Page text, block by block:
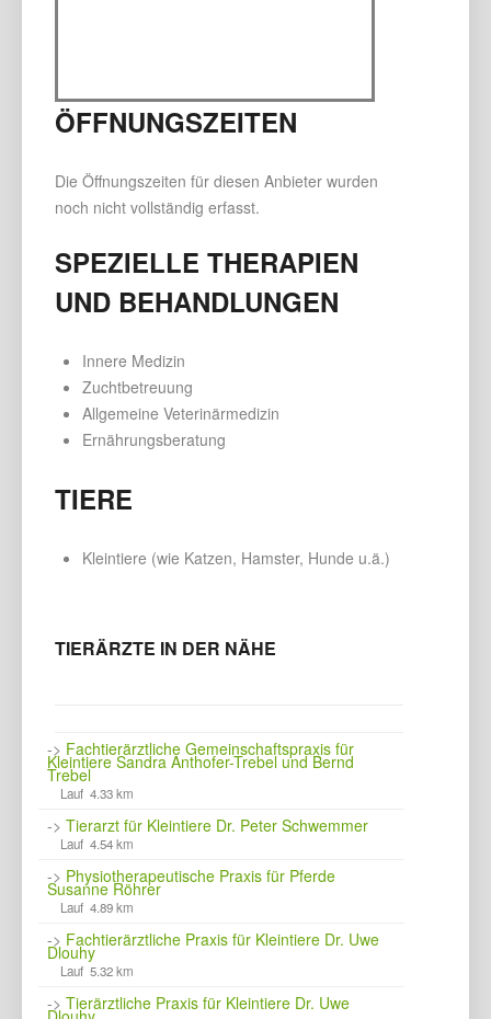
ÖFFNUNGSZEITEN
Die Öffnungszeiten für diesen Anbieter wurden
noch nicht vollständig erfasst.
SPEZIELLE THERAPIEN
UND BEHANDLUNGEN
Innere Medizin
Zuchtbetreuung
Allgemeine Veterinärmedizin
Ernährungsberatung
TIERE
Kleintiere (wie Katzen, Hamster, Hunde u.ä.)
TIERÄRZTE IN DER NÄHE
-> Fachtierärztliche Gemeinschaftspraxis für
Kleintiere Sandra Anthofer-Trebel und Bernd
Trebel
Lauf 4.33 km
-> Tierarzt für Kleintiere Dr. Peter Schwemmer
Lauf 4.54 km
-> Physiotherapeutische Praxis für Pferde
Susanne Röhrer
Lauf 4.89 km
-> Fachtierärztliche Praxis für Kleintiere Dr. Uwe
Dlouhy
Lauf 5.32 km
-> Tierärztliche Praxis für Kleintiere Dr. Uwe